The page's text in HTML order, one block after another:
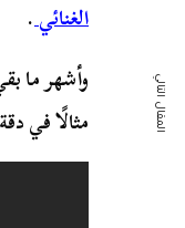
الغنائي.
وأشهر ما
مثالًا في
المقال التالي